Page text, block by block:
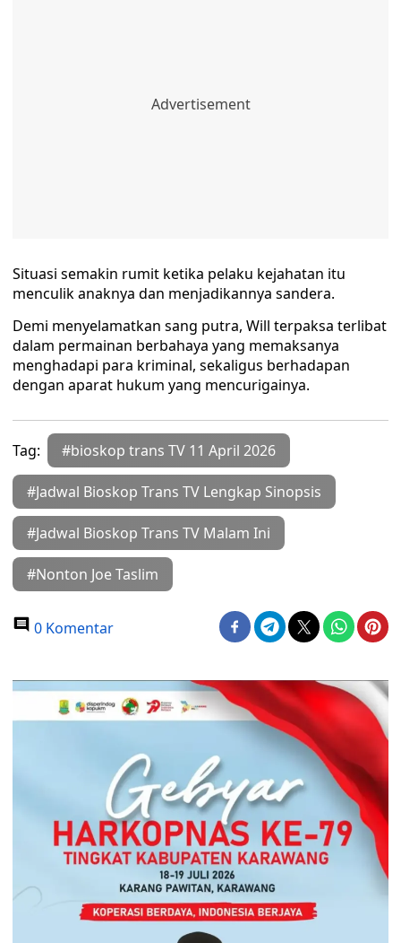
Situasi semakin rumit ketika pelaku kejahatan itu
menculik anaknya dan menjadikannya sandera.
Demi menyelamatkan sang putra, Will terpaksa terlibat
dalam permainan berbahaya yang memaksanya
menghadapi para kriminal, sekaligus berhadapan
dengan aparat hukum yang mencurigainya.
Tag: #bioskop trans TV 11 April 2026
#Jadwal Bioskop Trans TV Lengkap Sinopsis
#Jadwal Bioskop Trans TV Malam Ini
#Nonton Joe Taslim
0 Komentar